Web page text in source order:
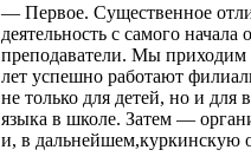
— Первое. Существенное
деятельность с самого
преподаватели. Мы приходим
лет успешно работают
не только для детей, но и
языка в школе. Затем —
и, в дальнейшем,куркинскую